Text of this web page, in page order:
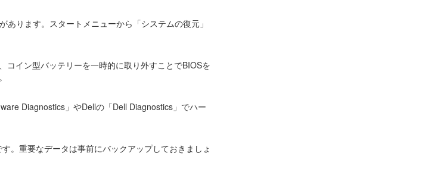
ります。スタートメニューから「システムの復元」
コイン型バッテリーを一時的に取り外すことでBIOSを
Diagnostics」やDellの「Dell Diagnostics」でハー
。重要なデータは事前にバックアップしておきましょ